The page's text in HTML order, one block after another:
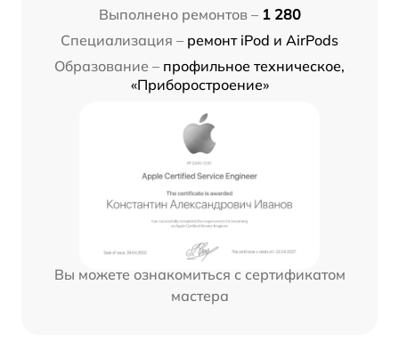
Выполнено ремонтов – 1 280
Специализация – ремонт iPod и AirPods
Образование – профильное техническое,
«Приборостроение»
Вы можете ознакомиться с сертификатом
мастера